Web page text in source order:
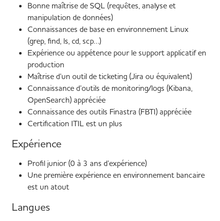
Bonne maîtrise de SQL (requêtes, analyse et
manipulation de données)
Connaissances de base en environnement Linux
(grep, find, ls, cd, scp…)
Expérience ou appétence pour le support applicatif en
production
Maîtrise d’un outil de ticketing (Jira ou équivalent)
Connaissance d’outils de monitoring/logs (Kibana,
OpenSearch) appréciée
Connaissance des outils Finastra (FBTI) appréciée
Certification ITIL est un plus
Expérience
Profil junior (0 à 3 ans d’expérience)
Une première expérience en environnement bancaire
est un atout
Langues